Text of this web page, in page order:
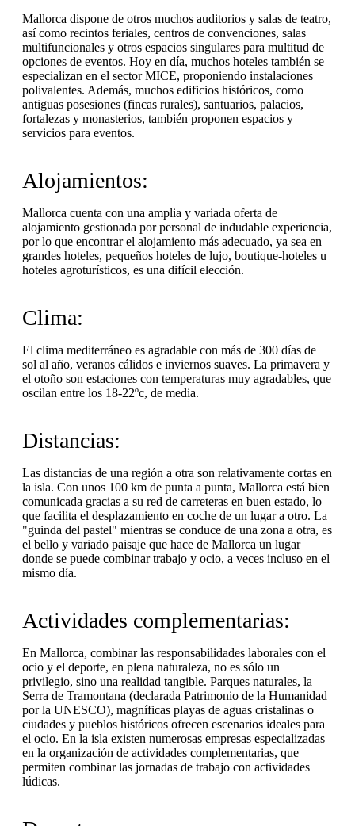
Mallorca dispone de otros muchos auditorios y salas de teatro,
así como recintos feriales, centros de convenciones, salas
multifuncionales y otros espacios singulares para multitud de
opciones de eventos. Hoy en día, muchos hoteles también se
especializan en el sector MICE, proponiendo instalaciones
polivalentes. Además, muchos edificios históricos, como
antiguas posesiones (fincas rurales), santuarios, palacios,
fortalezas y monasterios, también proponen espacios y
servicios para eventos.
Alojamientos:
Mallorca cuenta con una amplia y variada oferta de
alojamiento gestionada por personal de indudable experiencia,
por lo que encontrar el alojamiento más adecuado, ya sea en
grandes hoteles, pequeños hoteles de lujo, boutique-hoteles u
hoteles agroturísticos, es una difícil elección.
Clima:
El clima mediterráneo es agradable con más de 300 días de
sol al año, veranos cálidos e inviernos suaves. La primavera y
el otoño son estaciones con temperaturas muy agradables, que
oscilan entre los 18-22ºc, de media.
Distancias:
Las distancias de una región a otra son relativamente cortas en
la isla. Con unos 100 km de punta a punta, Mallorca está bien
comunicada gracias a su red de carreteras en buen estado, lo
que facilita el desplazamiento en coche de un lugar a otro. La
"guinda del pastel" mientras se conduce de una zona a otra, es
el bello y variado paisaje que hace de Mallorca un lugar
donde se puede combinar trabajo y ocio, a veces incluso en el
mismo día.
Actividades complementarias:
En Mallorca, combinar las responsabilidades laborales con el
ocio y el deporte, en plena naturaleza, no es sólo un
privilegio, sino una realidad tangible. Parques naturales, la
Serra de Tramontana (declarada Patrimonio de la Humanidad
por la UNESCO), magníficas playas de aguas cristalinas o
ciudades y pueblos históricos ofrecen escenarios ideales para
el ocio. En la isla existen numerosas empresas especializadas
en la organización de actividades complementarias, que
permiten combinar las jornadas de trabajo con actividades
lúdicas.